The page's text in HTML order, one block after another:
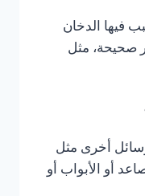
فيها الدخان
صحيحة، مثل
أخرى مثل
أو الأبواب أو